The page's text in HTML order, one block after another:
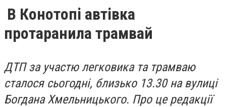
В Конотопі автівка
протаранила трамвай
ДТП за участю легковика та трамваю
сталося сьогодні, близько 13.30 на вулиці
Богдана Хмельницького. Про це редакції